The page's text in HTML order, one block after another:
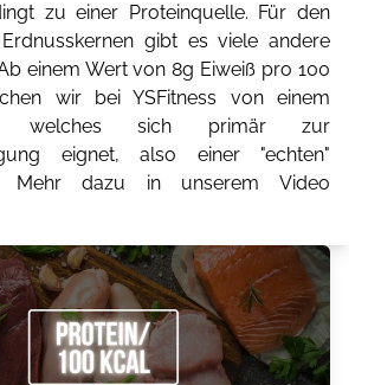
zu einer Proteinquelle. Für den
gibt es viele andere
einem Wert von 8g Eiweiß pro 100
wir bei YSFitness von einem
welches sich primär zur
eignet, also einer "echten"
Mehr dazu in unserem Video